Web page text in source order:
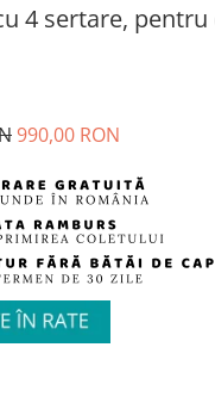
4 sertare,
990,00 RON